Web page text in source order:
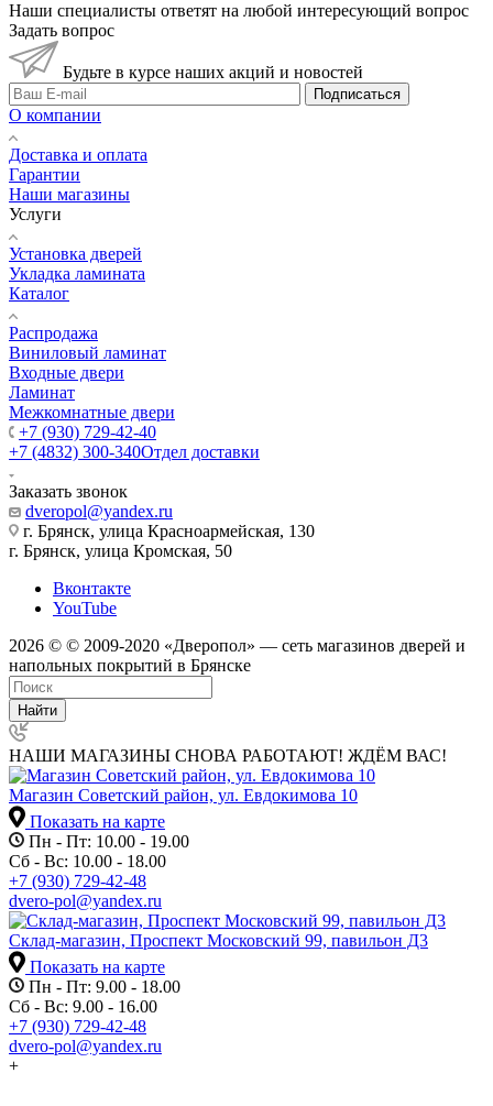
Наши специалисты ответят на любой интересующий вопрос
Задать вопрос
Будьте в курсе наших акций и новостей
Подписаться
О компании
Доставка и оплата
Гарантии
Наши магазины
Услуги
Установка дверей
Укладка ламината
Каталог
Распродажа
Виниловый ламинат
Входные двери
Ламинат
Межкомнатные двери
+7 (930) 729-42-40
+7 (4832) 300-340Отдел доставки
Заказать звонок
dveropol@yandex.ru
г. Брянск, улица Красноармейская, 130
г. Брянск, улица Кромская, 50
Вконтакте
YouTube
2026 © © 2009-2020 «Дверопол» — сеть магазинов дверей и
напольных покрытий в Брянске
Найти
НАШИ МАГАЗИНЫ СНОВА РАБОТАЮТ! ЖДЁМ ВАС!
Магазин Советский район, ул. Евдокимова 10
Показать на карте
Пн - Пт: 10.00 - 19.00
Сб - Вс: 10.00 - 18.00
+7 (930) 729-42-48
dvero-pol@yandex.ru
Склад-магазин, Проспект Московский 99, павильон Д3
Показать на карте
Пн - Пт: 9.00 - 18.00
Сб - Вс: 9.00 - 16.00
+7 (930) 729-42-48
dvero-pol@yandex.ru
+